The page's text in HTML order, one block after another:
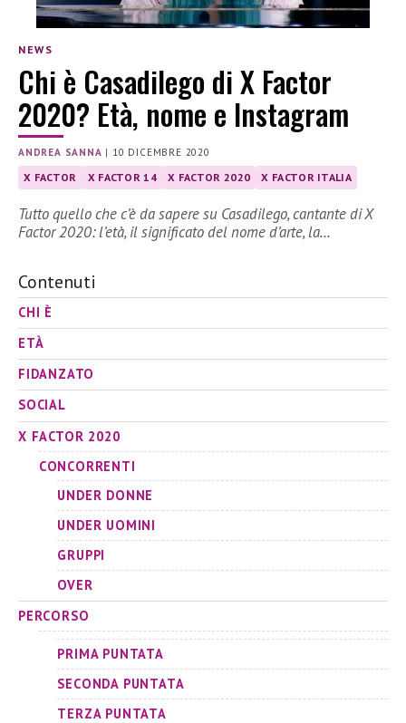
NEWS
Chi è Casadilego di X Factor
2020? Età, nome e Instagram
ANDREA SANNA | 10 DICEMBRE 2020
X FACTOR X FACTOR 14 X FACTOR 2020 X FACTOR ITALIA
Tutto quello che c’è da sapere su Casadilego, cantante di X
Factor 2020: l’età, il significato del nome d’arte, la…
Contenuti
CHI È
ETÀ
FIDANZATO
SOCIAL
X FACTOR 2020
CONCORRENTI
UNDER DONNE
UNDER UOMINI
GRUPPI
OVER
PERCORSO
PRIMA PUNTATA
SECONDA PUNTATA
TERZA PUNTATA